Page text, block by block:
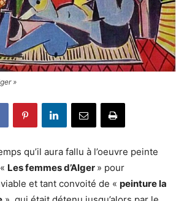
»
qu’il aura fallu à l’oeuvre peinte
Les femmes d’Alger » pour
et tant convoité de « peinture la